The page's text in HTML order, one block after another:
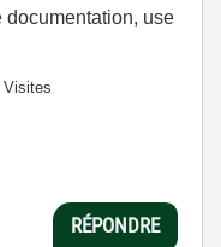
documentation, use
Visites
RÉPONDRE